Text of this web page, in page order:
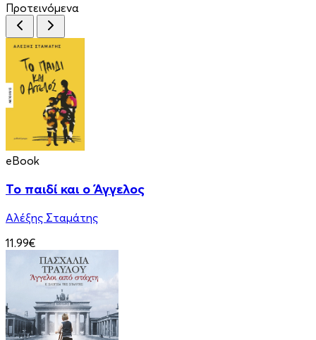
Προτεινόμενα
eBook
Το παιδί και ο Άγγελος
Αλέξης Σταμάτης
11.99€